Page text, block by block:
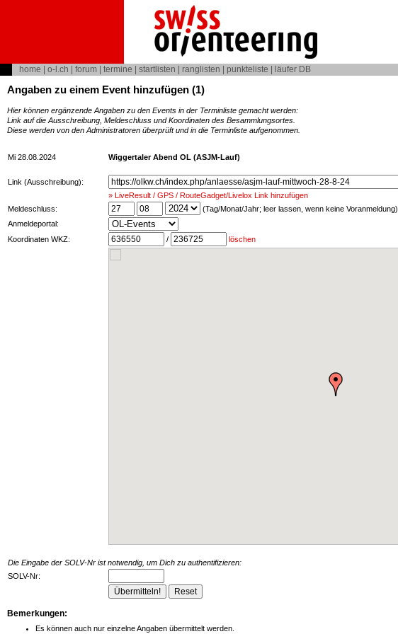
home o-l.ch forum termine startlisten ranglisten punkteliste läufer DB
Angaben zu einem Event hinzufügen (1)
Hier können ergänzende Angaben zu den Events in der Terminliste gemacht werden:
Link auf die Ausschreibung, Meldeschluss und Koordinaten des Besammlungsortes.
Diese werden von den Administratoren überprüft und in die Terminliste aufgenommen.
Mi 28.08.2024 Wiggertaler Abend OL (ASJM-Lauf)
Link (Ausschreibung):
» LiveResult / GPS / RouteGadget/Livelox Link hinzufügen
Meldeschluss:
(Tag/Monat/Jahr; leer lassen, wenn keine Voranmeldung)
Anmeldeportal:
Koordinaten WKZ:
/ löschen
Die Eingabe der SOLV-Nr ist notwendig, um Dich zu authentifizieren:
SOLV-Nr:
Bemerkungen:
Es können auch nur einzelne Angaben übermittelt werden.